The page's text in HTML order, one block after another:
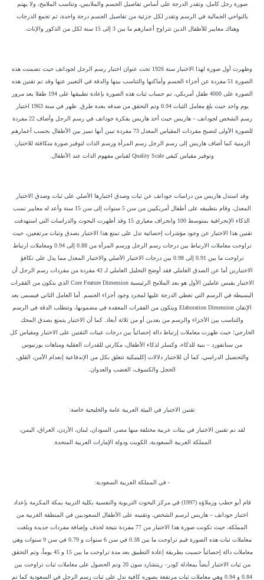
صورة رجل كامل، وتقدر الدرجة على أساس تفاصيل الجسم والملابس، وتناسب الملامح، ولا يهتم
بالنواحي الجمالية في الرسم وتقدر لكل جزئية من تفاصيل الجسم درجة واحدة، ثم تجمع الدرجات
وهناك معايير للأطفال الذين تتراوح أعمارهم ما بين 3 إلى 15 سنة لكل من الذكور والإناث.
وظهرت أول صورة لهذا الاختبار سنة 1926 تحت عنوان اختبار رسم الرجل لجودانف حيث تضمنت هذه
الصورة 51 مفردة عن أجزاء الجسم وأماكنها والتناسب بينها والدقة في التعبير عنها وقد تم تقنين هذه
الصورة على 4000 طفل أمريكي، تم حساب ثبات هذه الصورة بإعادة تطبيقها على 194 طفلا بعد مرور
يوم واحد حيث بلغ معامل الثبات 0.94 وتم التحقق من صدقه بعدة طرق. ظهر في سنة 1963 اختبار
رسم الشخص لجودانف – هاريس حيث أخذ هاريس بفكرة جودانف في رسم الرجل وأضاف 22 مفردة
للصورة الأولى لتصبح مفردات المقياس المعدل 73 مفردة تبين أنها تميز بين الأطفال بحسب أعمارهم
الزمنية كما أضاف هاريس إلى رسم الرجل رسم المرأة ورسم الذات لتوفير صورة متكافئة للاختبار،
وتوفير مقياس كيفي Quality Scale لقياس مفهوم الذات عند الأطفال.
وقد استدل هاريس من دراسات جودانف عن ثبات وصدق اختبارها الأصلي على ثبات وصدق الاختبار
المعدل، وقام بتطبيقه على أطفال أمريكيين من سن 5 سنوات إلى سن 15 سنة وأعد له معايير نسب
الذكاء الإنحرافية بمتوسط 100 وانحراف معياري 15 وقد أظهرت البحوث والدراسات التي استهدفت
تقنين هذا الاختبار عن وجود مؤشرات إحصائية تدل على تمتع هذا الاختبار بصدق وثبات مرتفعين، حيث
تراوحت معاملات الارتباط بين درجات رسم الرجل ورسم المرأة من 0.88 إلى 0.94 ومعاملات ارتباط
تراوحت ما بين 0.91 إلى 0.98 بين درجات الاختيار الأصلي والاختبار المعدل مما يدل على تكافؤ
الاختبارين أما عن الصدق العاملي فقد أوضح التحليل العاملي لـ 42 مفردة من مفردات رسم الرجل أن
الاختبار يقيس عاملين الأول هو بعد الملامح الرئيسية Core Feature Dimension الذي يتكون من الفقرات
البسيطة في الرسم التي تعطي الدرجة عليها لمجرد وجود أجزاء الجسم. أما العامل الثاني فيسمى بعد
الإتقان Elaboration Dimension ويتكون من الفقرات المعقدة في مضمونها، وتتطلب الدقة في الرسم
والتناسب بين الأجزاء والرسم من بعدين أو من ثلاثة أبعاد. كما أن الاختبار يتمتع بصدق المحك
الخارجي؛ حيث ظهرت معاملات إرتباط دالة إحصائياً بين درجات عينات التقنين على الاختبار ومقياس كل
من ستانفورد – بنية للذكاء، وكسلر لذكاء الأطفال، مكارتي للقدرات العقلية ومتاهات بورتيوس
والتحصيل الدراسي، كما أن للاختبار دلالات إكلينيكية تتعلق بكل من الإندفاعية إنعدام الأمن، القلق،
الخجل والكسوف، الغضب والعدوان.
تقنين الاختبار في البيئة العربية عامة والخليجية خاصة:
لقد تم تقنين الاختبار في بيئات عربية مختلفة منها مصر، السودان، لبنان، الأردن، العراق، اليمن،
المملكة العربية السعودية، الكويت ودولة الإمارات العربية المتحدة.
- في المملكة العربية السعودية:
قام أبو حطب وزملاؤه (1997) في مركز البحوث التربوية والنفسية بكلية التربية بمكة المكرمة بإعداد
اختبار حودانف – هاريس لرسم الشخص، وتقنينه على الأطفال السعوديين في المنطقة الغربية من
المملكة، حيث تكونت صورة هذا الاختبار من 77 مفردة نتيجة لحذف وإضافة مفردات جديدة وبلغت
معاملات ثبات هذه الصورة قيم تراوحت ما بين 0.38 في سن 6 سنوات و 0.79 في سن 9 سنوات وهي
معاملات دالة إحصائياً حسبت بطريقة إعادة التطبيق بعد مدة تراوحت ما بين 15 و 45 يوماً، وتم التحقق
من ثبات الاختبار أيضاً بمعادلة كودر– ريتشارد سون 20 وتم الحصول على معاملات ثبات تراوحت بين
0.84 و 0.94 وهي معاملات ثبات مرتفعة بصوره كافية تدل على ثبات رسم الرجل في السعودية كما تم